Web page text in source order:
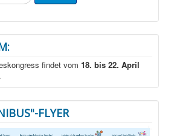
findet vom 18. bis 22. April
FLYER